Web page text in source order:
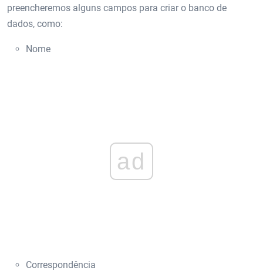
preencheremos alguns campos para criar o banco de
dados, como:
Nome
ad
Correspondência